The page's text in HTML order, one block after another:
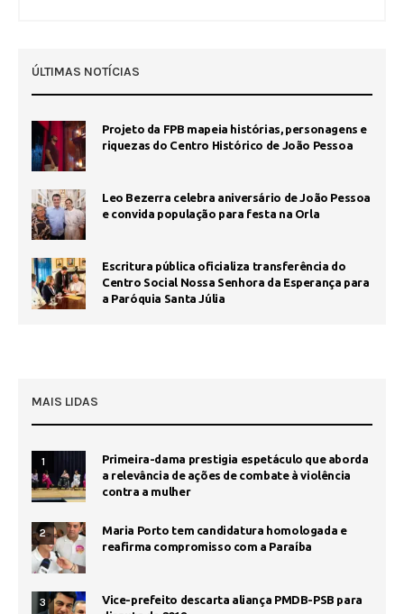
ÚLTIMAS NOTÍCIAS
Projeto da FPB mapeia histórias, personagens e
riquezas do Centro Histórico de João Pessoa
Leo Bezerra celebra aniversário de João Pessoa
e convida população para festa na Orla
Escritura pública oficializa transferência do
Centro Social Nossa Senhora da Esperança para
a Paróquia Santa Júlia
MAIS LIDAS
1
Primeira-dama prestigia espetáculo que aborda
a relevância de ações de combate à violência
contra a mulher
2
Maria Porto tem candidatura homologada e
reafirma compromisso com a Paraíba
3
Vice-prefeito descarta aliança PMDB-PSB para